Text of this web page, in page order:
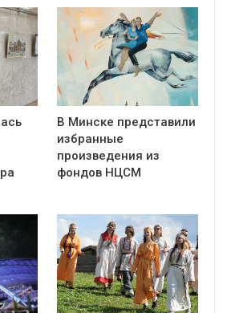
В Минске представили
избранные
произведения из
фондов НЦСМ